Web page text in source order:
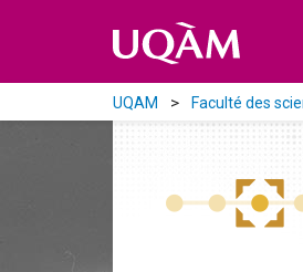
UQAM Faculté des